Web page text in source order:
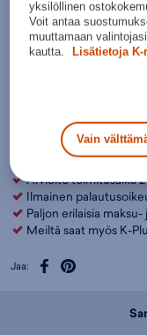
Tarkista saatavuus ja
myymäläsaatavuuden.
Arvioitu toimitusaika
Ilmainen
Paljon erilaisia
Meiltä saat myös K-
Jaa:
yksilöllinen
Voit antaa
muuttamaan
kautta.
Lisätietoja K-
Vain